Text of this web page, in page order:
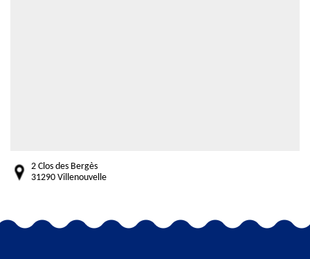
2 Clos des Bergès
31290 Villenouvelle